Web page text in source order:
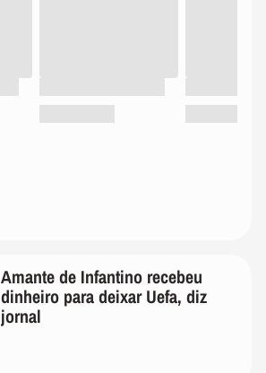
Amante de Infantino recebeu
dinheiro para deixar Uefa, diz
jornal